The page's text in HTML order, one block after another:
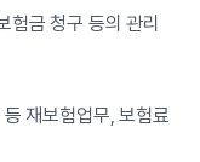
험금 청구 등의 관리
재보험업무, 보험료